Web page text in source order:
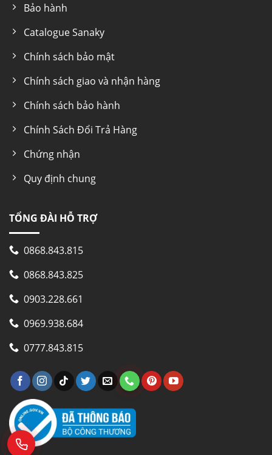
Bảo hành
Catalogue Sanaky
Chính sách bảo mật
Chính sách giao và nhận hàng
Chính sách bảo hành
Chính Sách Đổi Trả Hàng
Chứng nhận
Quy định chung
TỔNG ĐÀI HỖ TRỢ
0868.843.815
0868.843.825
0903.228.661
0969.938.684
0777.843.815